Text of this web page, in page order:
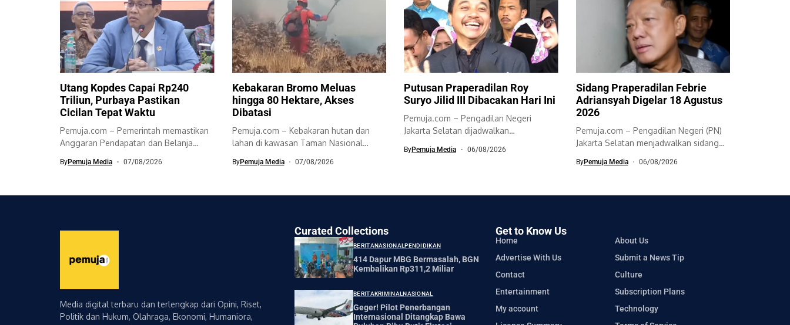
Utang Kopdes Capai Rp240
Triliun, Purbaya Pastikan
Cicilan Tepat Waktu
Pemuja.com – Pemerintah memastikan
Anggaran Pendapatan dan Belanja
ByPemuja Media 07/08/2026
Kebakaran Bromo Meluas
hingga 80 Hektare, Akses
Dibatasi
Pemuja.com – Kebakaran hutan dan
lahan di kawasan Taman Nasional
ByPemuja Media 07/08/2026
Putusan Praperadilan Roy
Suryo Jilid III Dibacakan Hari Ini
Pemuja.com – Pengadilan Negeri
Jakarta Selatan dijadwalkan
praperadilan jilid...
ByPemuja Media 06/08/2026
Sidang Praperadilan Febrie
Adriansyah Digelar 18 Agustus
2026
Pemuja.com – Pengadilan Negeri (PN)
Jakarta Selatan menjadwalkan sidang
ByPemuja Media 06/08/2026
Media digital terbaru dan terlengkap dari Opini, Riset,
Politik dan Hukum, Olahraga, Ekonomi, Humaniora,
Curated Collections
BERITANASIONALPENDIDIKAN
414 Dapur MBG Bermasalah, BGN
Kembalikan Rp311,2 Miliar
BERITAKRIMINALNASIONAL
Geger! Pilot Penerbangan
Internasional Ditangkap Bawa
Get to Know Us
Home
About Us
Advertise With Us
Submit a News Tip
Contact
Culture
Entertainment
Subscription Plans
My account
Technology